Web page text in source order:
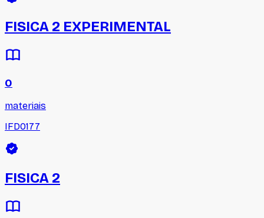
FISICA 2 EXPERIMENTAL
0
materiais
IFD0177
FISICA 2